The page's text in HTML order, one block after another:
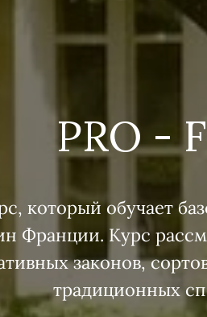
PRO -
который обучает
Франции. Курс
законов,
традиционных